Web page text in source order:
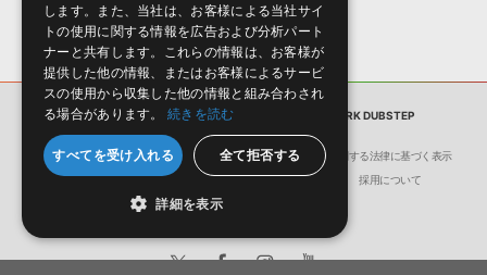
THE CUBE GUYSによるテック
ハウス・ライブラリ！
THE CUBE GUYS - TWISTED HOUSE AND TRIBAL TECH
¥7,436
ROYALSTONによるドラムンベ
¥7,436
サンプルパック LEON SWITCH - DEEP DARK DUBSTEP
会社概要 環境保護（CSR）への取り組み
特定商取引に関する法律に基づく表示
サイト動作環境
利用規約 個人情報の保護について 採用について
します。また、当社は、お客様による当社サイ
トの使用に関する情報を広告および分析パート
ナーと共有します。これらの情報は、お客様が
提供した他の情報、またはお客様によるサービ
スの使用から収集した他の情報と組み合わされ
る場合があります。
続きを読む
すべてを受け入れる 全て拒否する
詳細を表示